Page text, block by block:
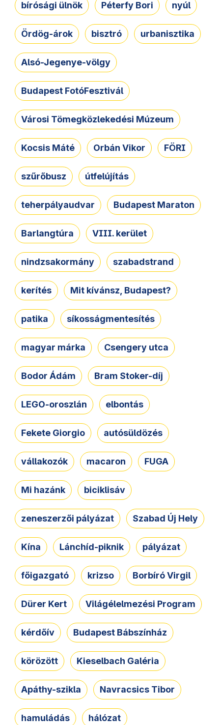
bírósági ülnök Péterfy Bori nyúl
Ördög-árok bisztró urbanisztika
Alsó-Jegenye-völgy
Budapest FotóFesztivál
Városi Tömegközlekedési Múzeum
Kocsis Máté Orbán Vikor FÖRI
szűrőbusz útfelújítás
teherpályaudvar Budapest Maraton
Barlangtúra VIII. kerület
nindzsakormány szabadstrand
kerítés Mit kívánsz, Budapest?
patika síkosságmentesítés
magyar márka Csengery utca
Bodor Ádám Bram Stoker-díj
LEGO-oroszlán elbontás
Fekete Giorgio autósüldözés
vállakozók macaron FUGA
Mi hazánk biciklisáv
zeneszerzői pályázat Szabad Új Hely
Kína Lánchíd-piknik pályázat
főigazgató krizso Borbíró Virgil
Dürer Kert Világélelmezési Program
kérdőív Budapest Bábszínház
körözött Kieselbach Galéria
Apáthy-szikla Navracsics Tibor
hamuládás hálózat